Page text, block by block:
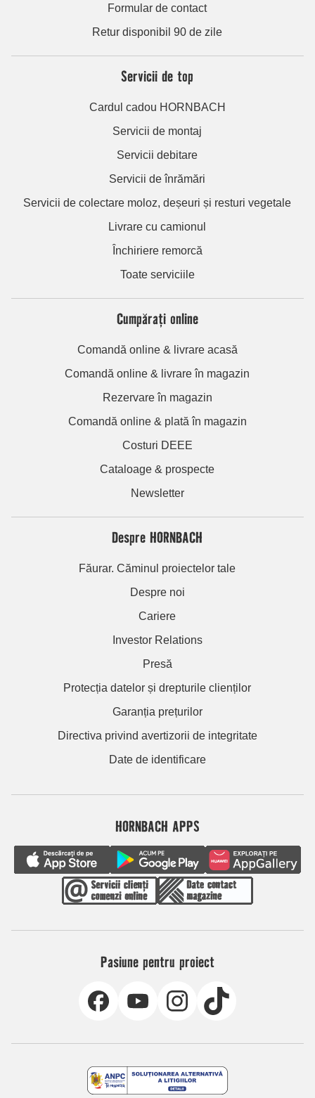
Formular de contact
Retur disponibil 90 de zile
Servicii de top
Cardul cadou HORNBACH
Servicii de montaj
Servicii debitare
Servicii de înrămări
Servicii de colectare moloz, deșeuri și resturi vegetale
Livrare cu camionul
Închiriere remorcă
Toate serviciile
Cumpărați online
Comandă online & livrare acasă
Comandă online & livrare în magazin
Rezervare în magazin
Comandă online & plată în magazin
Costuri DEEE
Cataloage & prospecte
Newsletter
Despre HORNBACH
Făurar. Căminul proiectelor tale
Despre noi
Cariere
Investor Relations
Presă
Protecția datelor și drepturile clienților
Garanția prețurilor
Directiva privind avertizorii de integritate
Date de identificare
HORNBACH APPS
Pasiune pentru proiect